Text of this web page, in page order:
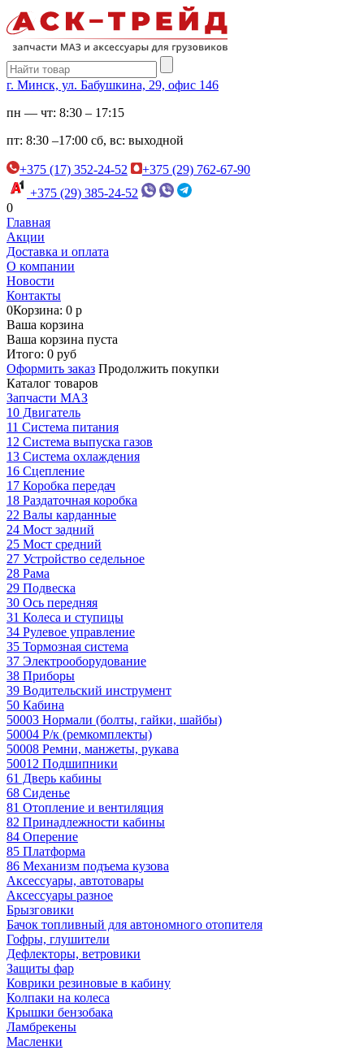
г. Минск, ул. Бабушкина, 29, офис 146
пн — чт: 8:30 – 17:15
пт: 8:30 –17:00 сб, вс: выходной
+375 (17) 352-24-52
+375 (29) 762-67-90
+375 (29) 385-24-52
0
Главная
Акции
Доставка и оплата
О компании
Новости
Контакты
0Корзина: 0 р
Ваша корзина
Ваша корзина пуста
Итого: 0 руб
Оформить заказ Продолжить покупки
Каталог товаров
Запчасти МАЗ
10 Двигатель
11 Система питания
12 Система выпуска газов
13 Система охлаждения
16 Сцепление
17 Коробка передач
18 Раздаточная коробка
22 Валы карданные
24 Мост задний
25 Мост средний
27 Устройство седельное
28 Рама
29 Подвеска
30 Ось передняя
31 Колеса и ступицы
34 Рулевое управление
35 Тормозная система
37 Электрооборудование
38 Приборы
39 Водительский инструмент
50 Кабина
50003 Нормали (болты, гайки, шайбы)
50004 Р/к (ремкомплекты)
50008 Ремни, манжеты, рукава
50012 Подшипники
61 Дверь кабины
68 Сиденье
81 Отопление и вентиляция
82 Принадлежности кабины
84 Оперение
85 Платформа
86 Механизм подъема кузова
Аксессуары, автотовары
Аксессуары разное
Брызговики
Бачок топливный для автономного отопителя
Гофры, глушители
Дефлекторы, ветровики
Защиты фар
Коврики резиновые в кабину
Колпаки на колеса
Крышки бензобака
Ламбрекены
Масленки